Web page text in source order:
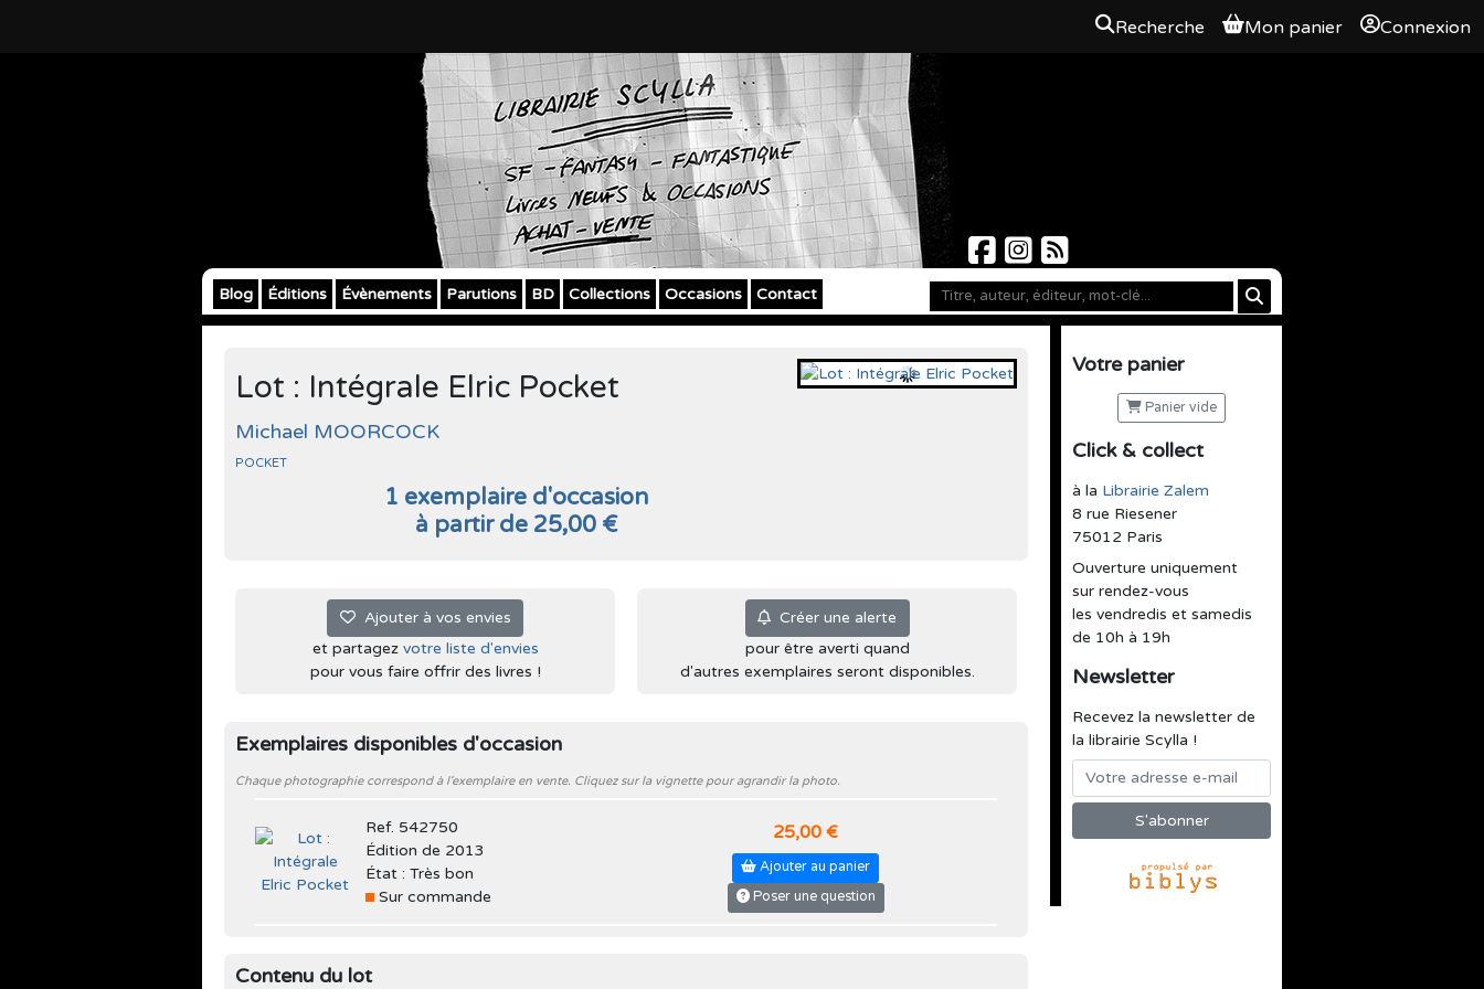
Recherche Mon panier Connexion
Blog Éditions Évènements Parutions BD Collections Occasions Contact
Votre panier
Panier vide
Click & collect
à la Librairie Zalem
8 rue Riesener
75012 Paris
Ouverture uniquement
sur rendez-vous
les vendredis et samedis
de 10h à 19h
Newsletter
Recevez la newsletter de
la librairie Scylla !
Lot : Intégrale Elric Pocket
Michael MOORCOCK
POCKET
1 exemplaire d'occasion
à partir de 25,00 €
Ajouter à vos envies
et partagez votre liste d'envies
pour vous faire offrir des livres !
Créer une alerte
pour être averti quand
d'autres exemplaires seront disponibles.
Exemplaires disponibles d'occasion
Chaque photographie correspond à l'exemplaire en vente. Cliquez sur la vignette pour agrandir la photo.
Ref. 542750
Édition de 2013
État : Très bon
Sur commande
25,00 €
Ajouter au panier
Poser une question
Contenu du lot